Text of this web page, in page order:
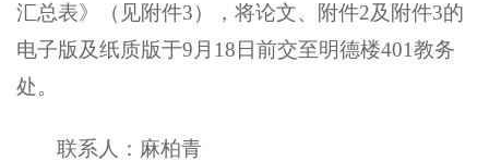
汇总表》（见附件3），将论文、附件2及附件3的
电子版及纸质版于9 月 18 日前交至明德楼401教务
处。
联系人：麻柏青